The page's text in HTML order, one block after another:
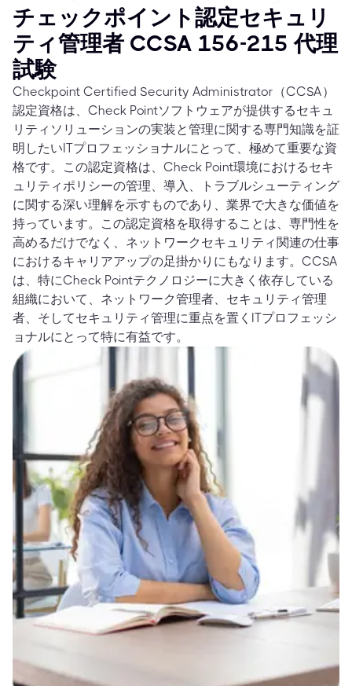
チェックポイント認定セキュリ
ティ管理者 CCSA 156-215 代理
試験
Checkpoint Certified Security Administrator（CCSA）
認定資格は、Check Pointソフトウェアが提供するセキュ
リティソリューションの実装と管理に関する専門知識を証
明したいITプロフェッショナルにとって、極めて重要な資
格です。この認定資格は、Check Point環境におけるセキ
ュリティポリシーの管理、導入、トラブルシューティング
に関する深い理解を示すものであり、業界で大きな価値を
持っています。この認定資格を取得することは、専門性を
高めるだけでなく、ネットワークセキュリティ関連の仕事
におけるキャリアアップの足掛かりにもなります。CCSA
は、特にCheck Pointテクノロジーに大きく依存している
組織において、ネットワーク管理者、セキュリティ管理
者、そしてセキュリティ管理に重点を置くITプロフェッシ
ョナルにとって特に有益です。